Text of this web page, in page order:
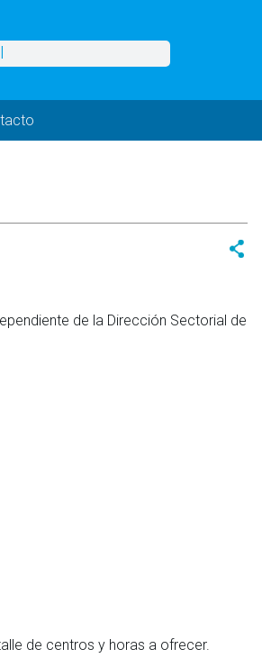
de la Dirección Sectorial de
de centros y horas a ofrecer.